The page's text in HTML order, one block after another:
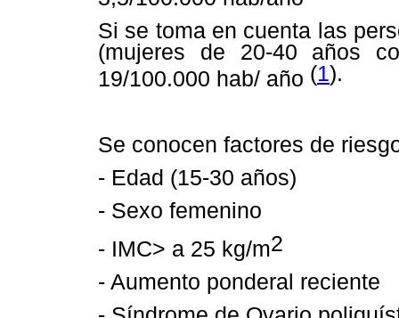
Si se toma en cuenta las
(mujeres de 20-40 años
19/100.000 hab/ año (1).
Se conocen factores de
- Edad (15-30 años)
- Sexo femenino
- IMC> a 25 kg/m2
- Aumento ponderal reciente